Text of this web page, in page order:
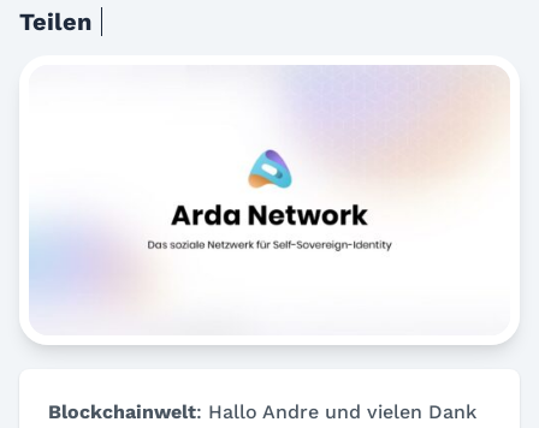
Teilen
Blockchainwelt: Hallo Andre und vielen Dank